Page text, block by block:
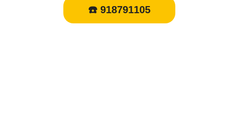
☎️ 918791105